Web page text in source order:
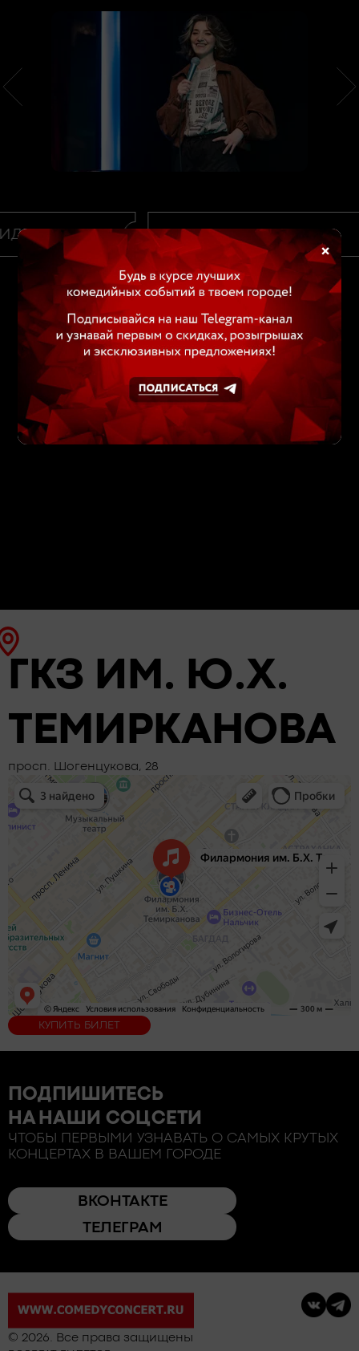
×
ВИДЕО
ГКЗ ИМ. Ю.Х.
ТЕМИРКАНОВА
просп. Шогенцукова, 28
КУПИТЬ БИЛЕТ
ПОДПИШИТЕСЬ
НА НАШИ СОЦСЕТИ
ЧТОБЫ ПЕРВЫМИ УЗНАВАТЬ О САМЫХ КРУТЫХ
КОНЦЕРТАХ В ВАШЕМ ГОРОДЕ
ВКОНТАКТЕ
ТЕЛЕГРАМ
© 2026. Все права защищены